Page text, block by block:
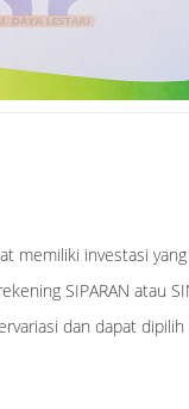
memiliki investasi
SIPARAN atau
dan dapat dipilih